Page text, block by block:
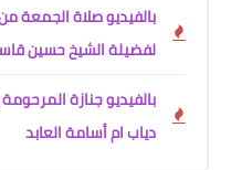
بالفيديو صلاة
لفضيلة الشيخ حسين
بالفيديو جنازة
دياب ام أسامة العابد